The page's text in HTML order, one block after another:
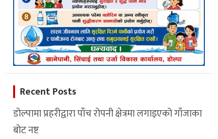
Recent Posts
डोल्पामा प्रहरीद्वारा पाँच रोपनी क्षेत्रमा लगाइएको गाँजाका
बोट नष्ट